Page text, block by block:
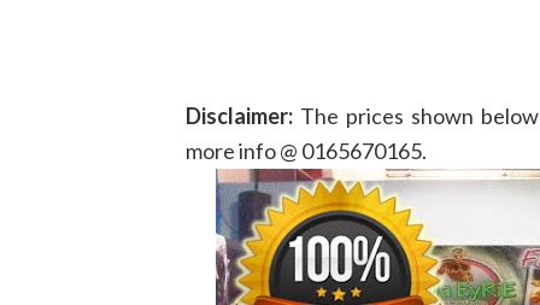
Disclaimer: The prices shown
more info @ 0165670165.